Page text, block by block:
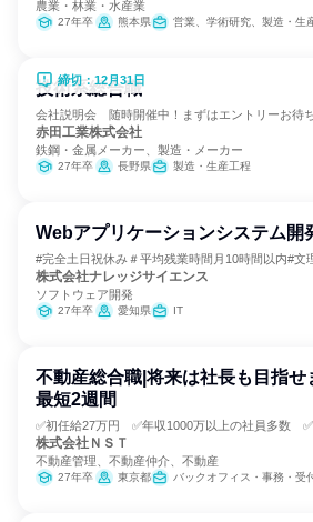
農業・林業・水産業
27年卒 熊本県 営業、学術研究、製造・生産工程
締切：12月31日
技術系総合職
会社説明会 随時開催中！まずはエントリーお待
赤田工業株式会社
鉄鋼・金属メーカー、製造・メーカー
27年卒 長野県 製造・生産工程
Webアプリケーションシステム開
#完全土日祝休み＃平均残業時間月10時間以内#文
株式会社ナレッジサイエンス
ソフトウェア開発
27年卒 愛知県 IT
不動産総合職|将来は社長も目指せ
最短2週間
✅初任給27万円 ✅年収1000万以上の社員多数
株式会社ＮＳＴ
不動産管理、不動産仲介、不動産
27年卒 東京都 バックオフィス・事務・受付、不動産専門職、営業、経営/事